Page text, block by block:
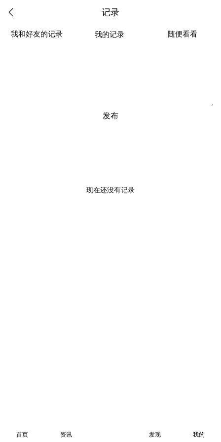
记录
我和好友的记录 我的记录 随便看看
发布
现在还没有记录
首页 资讯 发现 我的